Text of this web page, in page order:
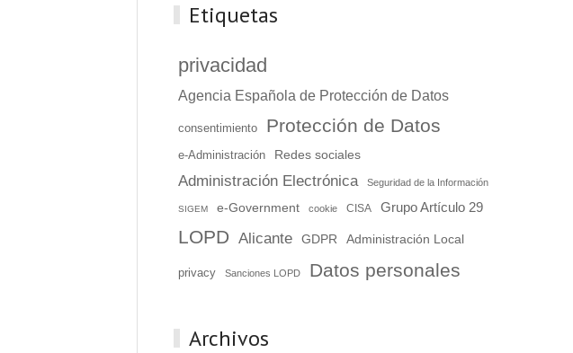
Etiquetas
privacidad
Agencia Española de Protección de Datos
consentimiento Protección de Datos
e-Administración Redes sociales
Administración Electrónica Seguridad de la Información
SIGEM e-Government cookie CISA Grupo Artículo 29
LOPD Alicante GDPR Administración Local
privacy Sanciones LOPD Datos personales
Archivos